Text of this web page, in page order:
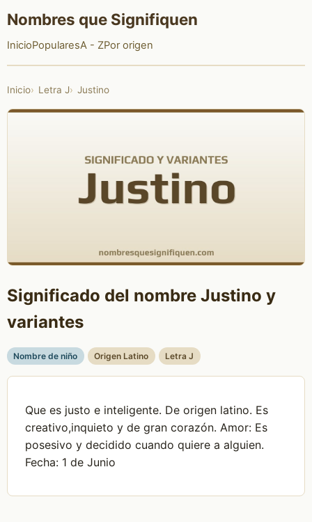
Nombres que Signifiquen
InicioPopularesA - ZPor origen
Inicio Letra J Justino
Significado del nombre Justino y
variantes
Nombre de niño Origen Latino Letra J
Que es justo e inteligente. De origen latino. Es
creativo,inquieto y de gran corazón. Amor: Es
posesivo y decidido cuando quiere a alguien.
Fecha: 1 de Junio